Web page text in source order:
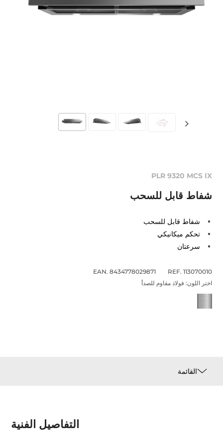
PLR 9320 MCS IX
شفاط قابل للسحب
شفاط قابل للسحب
تحكم ميكانيكي
سرعتان
REF. 113070010
EAN. 8434778029871
اختر اللون: فولاذ مقاوم للصدأ
القائمة
التفاصيل الفنية